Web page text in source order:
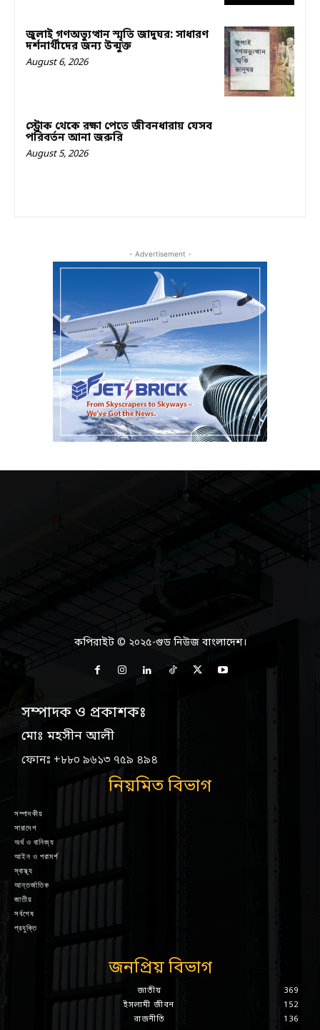
জুলাই গণঅভ্যুত্থান স্মৃতি জাদুঘর: সাধারণ
দর্শনার্থীদের জন্য উন্মুক্ত
August 6, 2026
স্ট্রোক থেকে রক্ষা পেতে জীবনধারায় যেসব
পরিবর্তন আনা জরুরি
August 5, 2026
- Advertisement -
কপিরাইট © ২০২৫-গুড নিউজ বাংলাদেশ।
সম্পাদক ও প্রকাশকঃ
মোঃ মহসীন আলী
ফোনঃ +৮৮০ ৯৬১৩ ৭৫৯ ৪৯৪
নিয়মিত বিভাগ
সম্পাদকীয়
সারাদেশ
অর্থ ও বানিজ্য
আইন ও পরামর্শ
স্বাস্থ্য
আন্তর্জাতিক
জাতীয়
সর্বশেষ
প্রযুক্তি
জনপ্রিয় বিভাগ
জাতীয়
369
ইসলামী জীবন
152
রাজনীতি
136